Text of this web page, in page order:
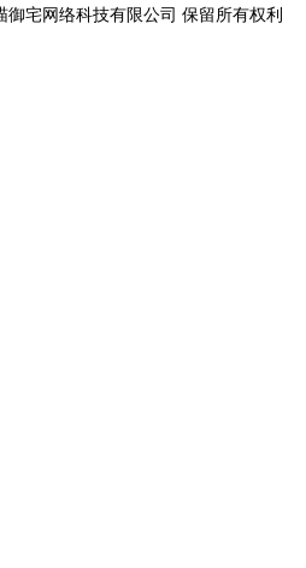
宅网络科技有限公司 保留所有权利